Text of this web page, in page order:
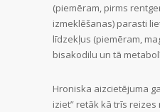
(piemēram, pirms
izmeklēšanas) parasti
līdzekļus (piemēram,
bisakodilu un tā
Hroniska aizcietējuma
iziet” retāk kā trīs